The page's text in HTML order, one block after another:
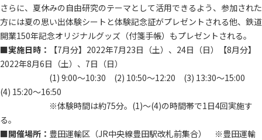
さらに、夏休みの自由研究のテーマとして活用できるよう、参加された
方には夏の思い出体験シートと体験記念証がプレゼントされる他、鉄道
開業150年記念オリジナルグッズ（付箋手帳）もプレゼントされる。
■実施日時：
【7月分】2022年7月23日（土）、24日（日）【8月分】
2022年8月6日（土）、7日（日）
(1) 9:00～10:30 (2) 10:50～12:20 (3) 13:30～15:00
(4) 15:20～16:50
※体験時間は約75分。(1)～(4)の時間帯で1日4回実施す
る。
■開催場所： 豊田運輸区（JR中央線豊田駅改札前集合） ※豊田運輸